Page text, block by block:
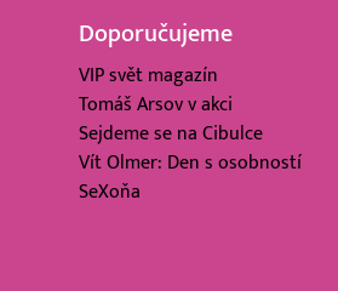
Doporučujeme
VIP svět magazín
Tomáš Arsov v akci
Sejdeme se na Cibulce
Vít Olmer: Den s osobností
SeXoňa